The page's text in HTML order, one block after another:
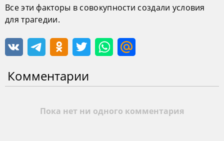
Все эти факторы в совокупности создали условия
для трагедии.
Комментарии
Пока нет ни одного комментария